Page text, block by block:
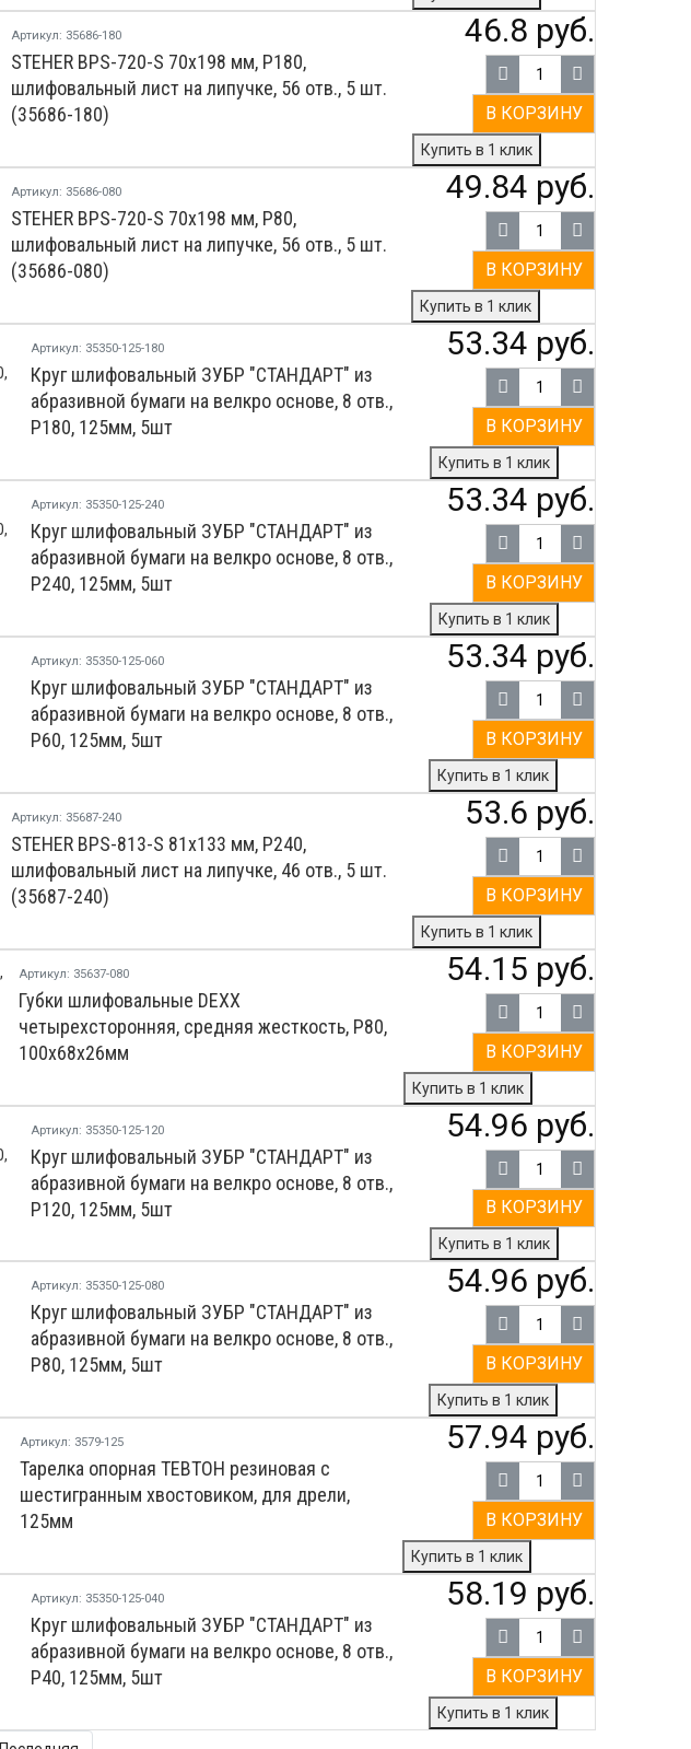
Артикул: 35686-180
STEHER BPS-720-S 70х198 мм, Р180,
шлифовальный лист на липучке, 56 отв., 5 шт.
(35686-180)
46.8 руб.
В КОРЗИНУ
Купить в 1 клик
Артикул: 35686-080
STEHER BPS-720-S 70х198 мм, Р80,
шлифовальный лист на липучке, 56 отв., 5 шт.
(35686-080)
49.84 руб.
В КОРЗИНУ
Купить в 1 клик
Артикул: 35350-125-180
Круг шлифовальный ЗУБР ″СТАНДАРТ″ из
абразивной бумаги на велкро основе, 8 отв.,
Р180, 125мм, 5шт
53.34 руб.
В КОРЗИНУ
Купить в 1 клик
Артикул: 35350-125-240
Круг шлифовальный ЗУБР ″СТАНДАРТ″ из
абразивной бумаги на велкро основе, 8 отв.,
Р240, 125мм, 5шт
53.34 руб.
В КОРЗИНУ
Купить в 1 клик
Артикул: 35350-125-060
Круг шлифовальный ЗУБР ″СТАНДАРТ″ из
абразивной бумаги на велкро основе, 8 отв.,
Р60, 125мм, 5шт
53.34 руб.
В КОРЗИНУ
Купить в 1 клик
Артикул: 35687-240
STEHER BPS-813-S 81х133 мм, Р240,
шлифовальный лист на липучке, 46 отв., 5 шт.
(35687-240)
53.6 руб.
В КОРЗИНУ
Купить в 1 клик
Артикул: 35637-080
Губки шлифовальные DEXX
четырехсторонняя, средняя жесткость, Р80,
100х68х26мм
54.15 руб.
В КОРЗИНУ
Купить в 1 клик
Артикул: 35350-125-120
Круг шлифовальный ЗУБР ″СТАНДАРТ″ из
абразивной бумаги на велкро основе, 8 отв.,
Р120, 125мм, 5шт
54.96 руб.
В КОРЗИНУ
Купить в 1 клик
Артикул: 35350-125-080
Круг шлифовальный ЗУБР ″СТАНДАРТ″ из
абразивной бумаги на велкро основе, 8 отв.,
Р80, 125мм, 5шт
54.96 руб.
В КОРЗИНУ
Купить в 1 клик
Артикул: 3579-125
Тарелка опорная ТЕВТОН резиновая с
шестигранным хвостовиком, для дрели,
125мм
57.94 руб.
В КОРЗИНУ
Купить в 1 клик
Артикул: 35350-125-040
Круг шлифовальный ЗУБР ″СТАНДАРТ″ из
абразивной бумаги на велкро основе, 8 отв.,
Р40, 125мм, 5шт
58.19 руб.
В КОРЗИНУ
Купить в 1 клик